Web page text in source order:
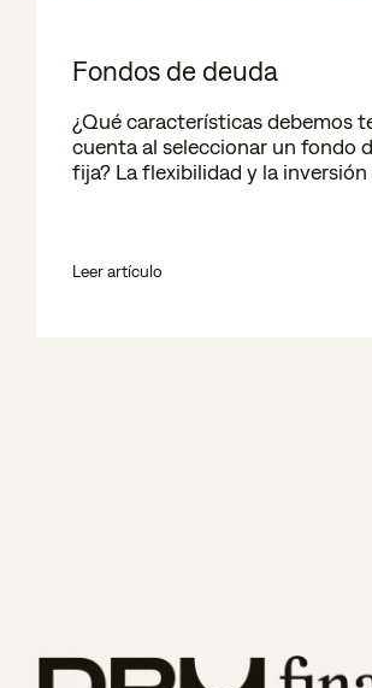
Fondos de deuda
¿Qué características debemos
cuenta al seleccionar un fondo
fija? La flexibilidad y la inversión
Leer artículo